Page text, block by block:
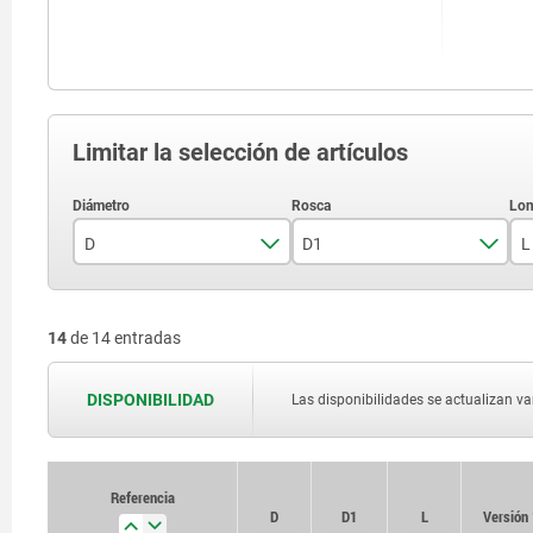
Limitar la selección de artículos
D
6
D1
M20x1,5
L
14de 14 entradas
DISPONIBILIDAD Las disponibilidades se actualizan
Referencia
D
D1 L Versión
Referencia
D
D1 L Versión